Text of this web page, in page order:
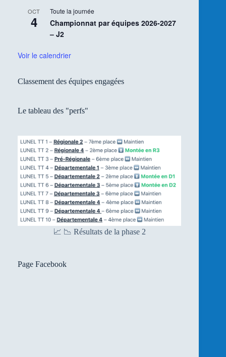
OCT
4
Toute la journée
Championnat par équipes 2026-2027
– J2
Voir le calendrier
Classement des équipes engagées
Le tableau des "perfs"
📈 📉 Résultats de la phase 2
Page Facebook